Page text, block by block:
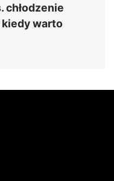
danych: jak
poprawiają
rozwój